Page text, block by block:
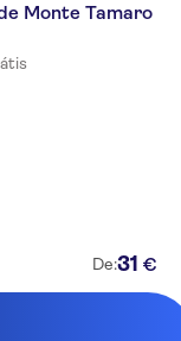
Monte Tamaro
De:31 €